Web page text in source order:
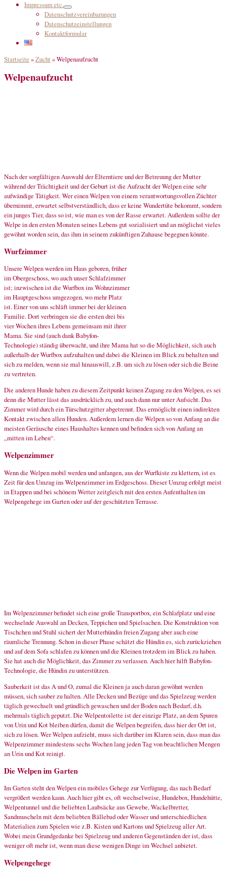
Impressum etc.
Datenschutzvereinbarungen
Datenschutzeinstellungen
Kontaktformular
Startseite »Zucht»Welpenaufzucht
Welpenaufzucht
Nach der sorgfältigen Auswahl der Elterntiere und der Betreuung der Mutter
während der Trächtigkeit und der Geburt ist die Aufzucht der Welpen eine sehr
aufwändige Tätigkeit. Wer einen Welpen von einem verantwortungsvollen Züchter
übernimmt, erwartet selbstverständlich, dass er keine Wundertüte bekommt, sondern
ein junges Tier, dass so ist, wie man es von der Rasse erwartet. Außerdem sollte der
Welpe in den ersten Monaten seines Lebens gut sozialisiert und an möglichst vieles
gewöhnt worden sein, das ihm in seinem zukünftigen Zuhause begegnen könnte.
Wurfzimmer
Unsere Welpen werden im Haus geboren, früher
im Obergeschoss, wo auch unser Schlafzimmer
ist; inzwischen ist die Wurfbox ins Wohnzimmer
im Hauptgeschoss umgezogen, wo mehr Platz
ist. Einer von uns schläft immer bei der kleinen
Familie. Dort verbringen sie die ersten drei bis
vier Wochen ihres Lebens gemeinsam mit ihrer
Mama. Sie sind (auch dank Babyfon-
Technologie) ständig überwacht, und ihre Mama hat so die Möglichkeit, sich auch
außerhalb der Wurfbox aufzuhalten und dabei die Kleinen im Blick zu behalten und
sich zu melden, wenn sie mal hinauswill, z.B. um sich zu lösen oder sich die Beine
zu vertreten.
Die anderen Hunde haben zu diesem Zeitpunkt keinen Zugang zu den Welpen, es sei
denn die Mutter lässt das ausdrücklich zu, und auch dann nur unter Aufsicht. Das
Zimmer wird durch ein Türschutzgitter abgetrennt. Das ermöglicht einen indirekten
Kontakt zwischen allen Hunden. Außerdem lernen die Welpen so von Anfang an die
meisten Geräusche eines Haushaltes kennen und befinden sich von Anfang an
„mitten im Leben“.
Welpenzimmer
Wenn die Welpen mobil werden und anfangen, aus der Wurfkiste zu klettern, ist es
Zeit für den Umzug ins Welpenzimmer im Erdgeschoss. Dieser Umzug erfolgt meist
in Etappen und bei schönem Wetter zeitgleich mit den ersten Aufenthalten im
Welpengehege im Garten oder auf der geschützten Terrasse.
Im Welpenzimmer befindet sich eine große Transportbox, ein Schlafplatz und eine
wechselnde Auswahl an Decken, Teppichen und Spielsachen. Die Konstruktion von
Tischchen und Stuhl sichert der Mutterhündin freien Zugang aber auch eine
räumliche Trennung. Schon in dieser Phase schätzt die Hündin es, sich zurückziehen
und auf dem Sofa schlafen zu können und die Kleinen trotzdem im Blick zu haben.
Sie hat auch die Möglichkeit, das Zimmer zu verlassen. Auch hier hilft Babyfon-
Technologie, die Hündin zu unterstützen.
Sauberkeit ist das A und O, zumal die Kleinen ja auch daran gewöhnt werden
müssen, sich sauber zu halten. Alle Decken und Bezüge und das Spielzeug werden
täglich gewechselt und gründlich gewaschen und der Boden nach Bedarf, d.h.
mehrmals täglich geputzt. Die Welpentoilette ist der einzige Platz, an dem Spuren
von Urin und Kot bleiben dürfen, damit die Welpen begreifen, dass hier der Ort ist,
sich zu lösen. Wer Welpen aufzieht, muss sich darüber im Klaren sein, dass man das
Welpenzimmer mindestens sechs Wochen lang jeden Tag von beachtlichen Mengen
an Urin und Kot reinigt.
Die Welpen im Garten
Im Garten steht den Welpen ein mobiles Gehege zur Verfügung, das nach Bedarf
vergrößert werden kann. Auch hier gibt es, oft wechselweise, Hundebox, Hundehütte,
Welpentunnel und die beliebten Laubsäcke aus Gewebe, Wackelbretter,
Sandmuscheln mit dem beliebten Bällebad oder Wasser und unterschiedlichen
Materialien zum Spielen wie z.B. Kisten und Kartons und Spielzeug aller Art.
Wobei mein Grundgedanke bei Spielzeug und anderen Gegenständen der ist, dass
weniger oft mehr ist, wenn man diese wenigen Dinge im Wechsel anbietet.
Welpengehege